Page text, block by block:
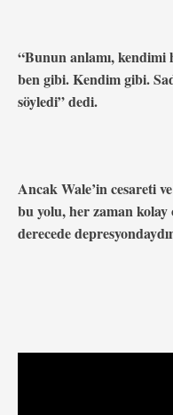
“Bunun anlamı,
ben gibi. Kendim gibi.
söyledi” dedi.
Ancak Wale’in cesareti
bu yolu, her zaman kolay
derecede